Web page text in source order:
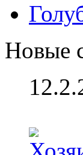
Новые